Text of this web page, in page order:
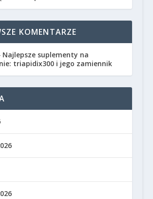
KOMENTARZE
Najlepsze suplementy na
triapidix300 i jego zamiennik